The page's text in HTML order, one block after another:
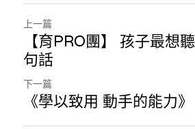
香港科技專上書院｜專欄
上一篇
【育PRO團】 孩子最想
句話
下一篇
《學以致用 動手的能力》